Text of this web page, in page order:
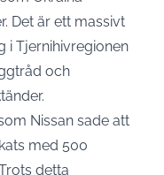
Det är ett massivt
i Tjernihivregionen
och
Nissan sade att
med 500
detta